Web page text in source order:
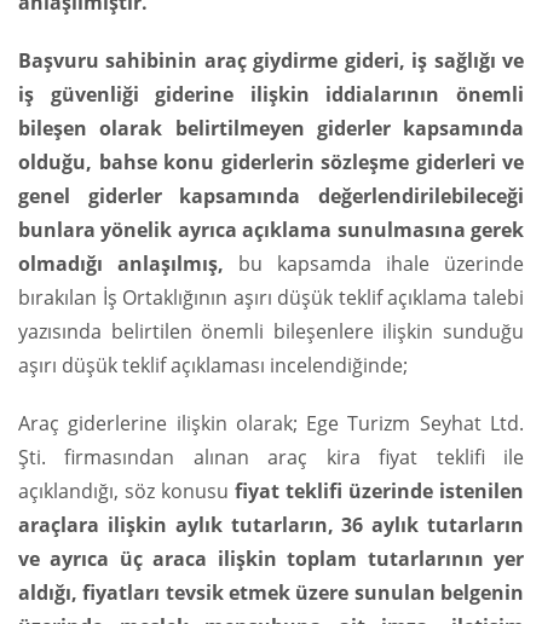
Başvuru sahibinin araç giydirme gideri, iş sağlığı ve
iş güvenliği giderine ilişkin iddialarının önemli
bileşen olarak belirtilmeyen giderler kapsamında
olduğu, bahse konu giderlerin sözleşme giderleri ve
genel giderler kapsamında değerlendirilebileceği
bunlara yönelik ayrıca açıklama sunulmasına gerek
olmadığı anlaşılmış, bu kapsamda ihale üzerinde
bırakılan İş Ortaklığının aşırı düşük teklif açıklama talebi
yazısında belirtilen önemli bileşenlere ilişkin sunduğu
aşırı düşük teklif açıklaması incelendiğinde;
Araç giderlerine ilişkin olarak; Ege Turizm Seyhat Ltd.
Şti. firmasından alınan araç kira fiyat teklifi ile
açıklandığı, söz konusu fiyat teklifi üzerinde istenilen
araçlara ilişkin aylık tutarların, 36 aylık tutarların
ve ayrıca üç araca ilişkin toplam tutarlarının yer
aldığı, fiyatları tevsik etmek üzere sunulan belgenin